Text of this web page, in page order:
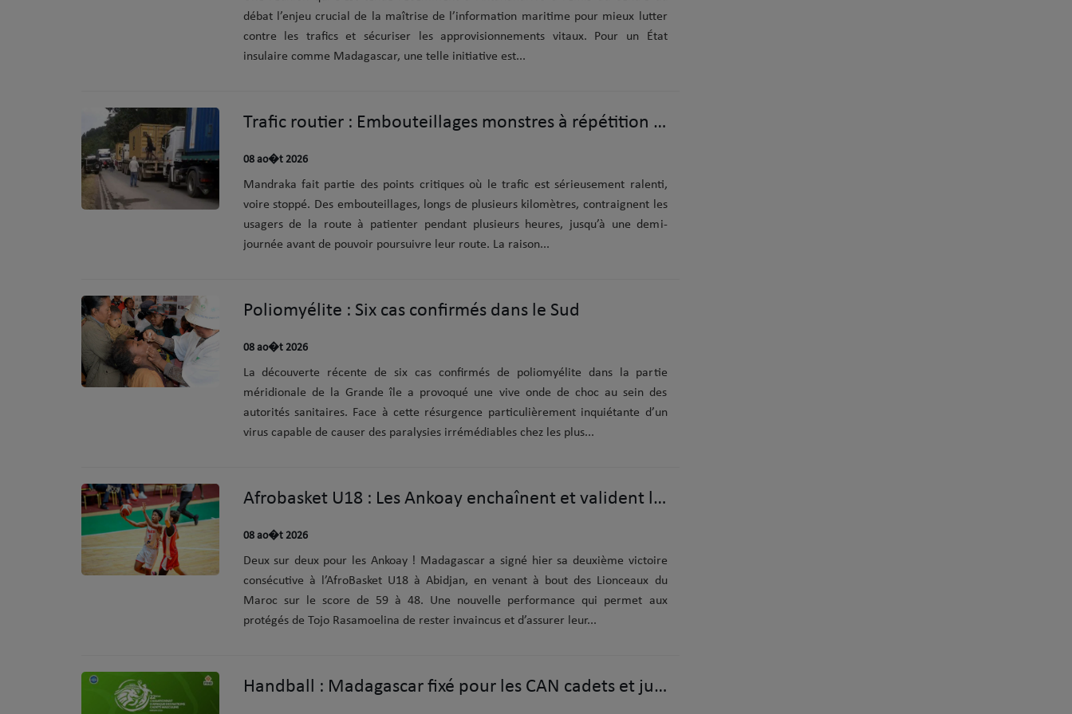
débat l’enjeu crucial de la maîtrise de l’information maritime pour mieux lutter
contre les trafics et sécuriser les approvisionnements vitaux. Pour un État
insulaire comme Madagascar, une telle initiative est...
Trafic routier : Embouteillages monstres à répétition sur la RN 2
08 ao�t 2026
Mandraka fait partie des points critiques où le trafic est sérieusement ralenti,
voire stoppé. Des embouteillages, longs de plusieurs kilomètres, contraignent les
usagers de la route à patienter pendant plusieurs heures, jusqu’à une demi-
journée avant de pouvoir poursuivre leur route. La raison...
Poliomyélite : Six cas confirmés dans le Sud
08 ao�t 2026
La découverte récente de six cas confirmés de poliomyélite dans la partie
méridionale de la Grande île a provoqué une vive onde de choc au sein des
autorités sanitaires. Face à cette résurgence particulièrement inquiétante d’un
virus capable de causer des paralysies irrémédiables chez les plus...
Afrobasket U18 : Les Ankoay enchaînent et valident leur ticket
08 ao�t 2026
Deux sur deux pour les Ankoay ! Madagascar a signé hier sa deuxième victoire
consécutive à l’AfroBasket U18 à Abidjan, en venant à bout des Lionceaux du
Maroc sur le score de 59 à 48. Une nouvelle performance qui permet aux
protégés de Tojo Rasamoelina de rester invaincus et d’assurer leur...
Handball : Madagascar fixé pour les CAN cadets et juniors